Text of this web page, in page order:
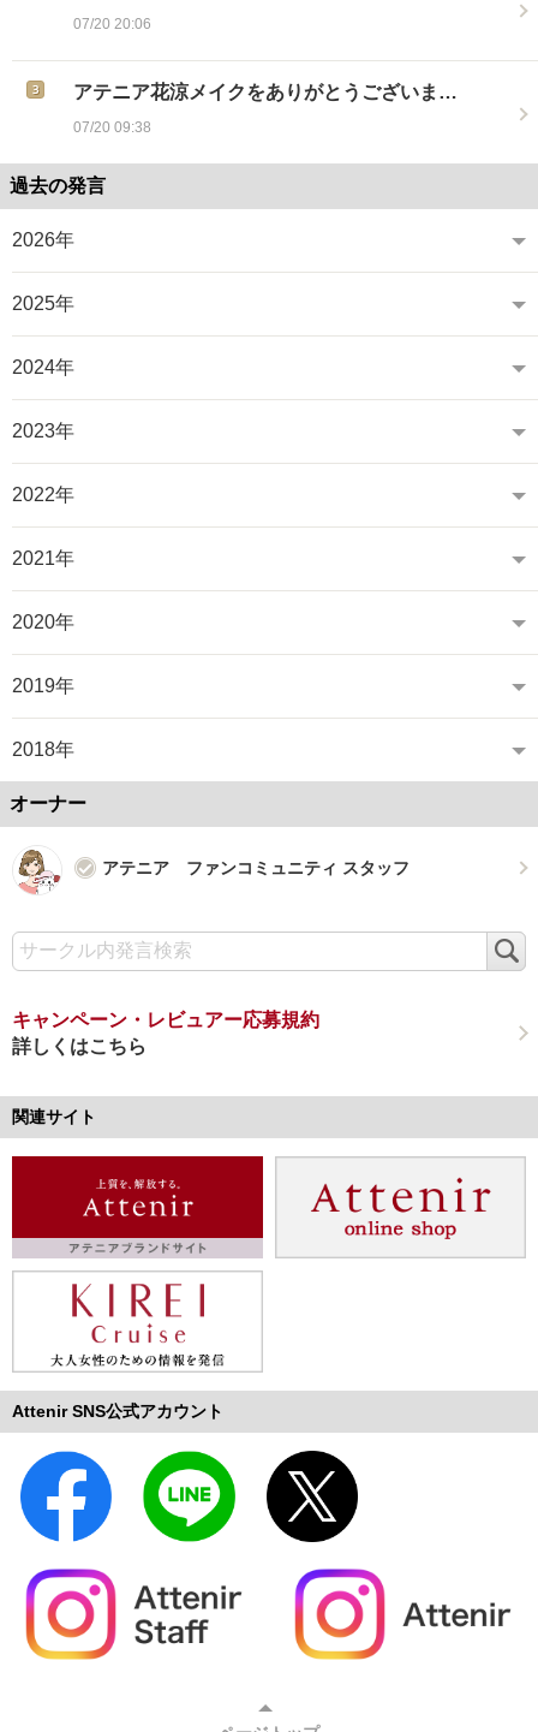
07/20 20:06
アテニア花涼メイクをありがとうございま…
07/20 09:38
過去の発言
2026年
2025年
2024年
2023年
2022年
2021年
2020年
2019年
2018年
オーナー
アテニア ファンコミュニティ スタッフ
索
キャンペーン・レビュアー応募規約
詳しくはこちら
関連サイト
Attenir SNS公式アカウント